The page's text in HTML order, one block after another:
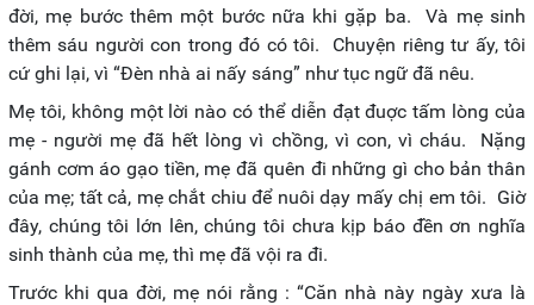
đời, mẹ bước thêm một bước nữa khi gặp ba. Và mẹ sinh
thêm sáu người con trong đó có tôi. Chuyện riêng tư ấy, tôi
cứ ghi lại, vì “Đèn nhà ai nấy sáng” như tục ngữ đã nêu.
Mẹ tôi, không một lời nào có thể diễn đạt đuợc tấm lòng của
mẹ - người mẹ đã hết lòng vì chồng, vì con, vì cháu. Nặng
gánh cơm áo gạo tiền, mẹ đã quên đi những gì cho bản thân
của mẹ; tất cả, mẹ chắt chiu để nuôi dạy mấy chị em tôi. Giờ
đây, chúng tôi lớn lên, chúng tôi chưa kịp báo đền ơn nghĩa
sinh thành của mẹ, thì mẹ đã vội ra đi.
Trước khi qua đời, mẹ nói rằng : “Căn nhà này ngày xưa là